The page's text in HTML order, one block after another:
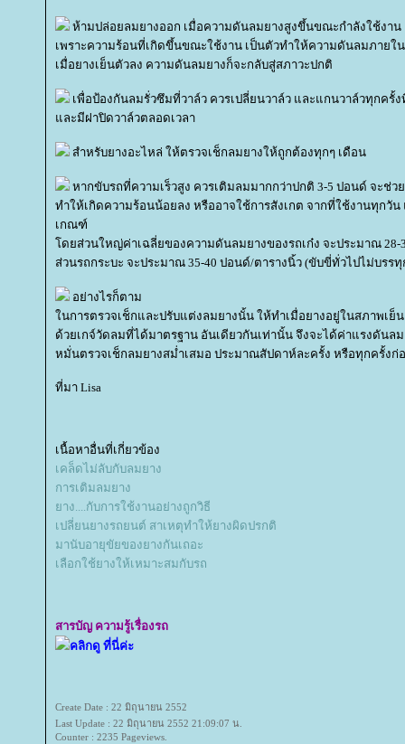
ห้ามปล่อยลมยางออก เมื่อความดันลมยางสูงขึ้นขณะกำลังใช้งาน
เพราะความร้อนที่เกิดขึ้นขณะใช้งาน เป็นตัวทำให้ความดันลมภายใ
เมื่อยางเย็นตัวลง ความดันลมยางก็จะกลับสู่สภาวะปกติ
เพื่อป้องกันลมรั่วซึมที่วาล์ว ควรเปลี่ยนวาล์ว และแกนวาล์วทุกครั้
ละมีฝาปิดวาล์วตลอดเวลา
สำหรับยางอะไหล่ ให้ตรวจเช็กลมยางให้ถูกต้องทุกๆ เดือน
หากขับรถที่ความเร็วสูง ควรเติมลมมากกว่าปกติ 3-5 ปอนด์ จะช่ว
ทำให้เกิดความร้อนน้อยลง หรืออาจใช้การสังเกต จากที่ใช้งานทุกวั
เกณฑ์
ดยส่วนใหญ่ค่าเฉลี่ยของความดันลมยางของรถเก๋ง จะประมาณ 28-
ส่วนรถกระบะ จะประมาณ 35-40 ปอนด์/ตารางนิ้ว (ขับขี่ทั่วไปไม่บรร
อย่างไรก็ตาม
นการตรวจเช็กและปรับแต่งลมยางนั้น ให้ทำเมื่อยางอยู่ในสภาพเย็
ด้วยเกจ์วัดลมที่ได้มาตรฐาน อันเดียวกันเท่านั้น จึงจะได้ค่าแรงดันล
หมั่นตรวจเช็กลมยางสม่ำเสมอ ประมาณสัปดาห์ละครั้ง หรือทุกครั้งก่
ที่มา Lisa
เนื้อหาอื่นที่เกี่ยวข้อง
เคล็ดไม่ลับกับลมยาง
การเติมลมยาง
าง....กับการใช้งานอย่างถูกวิธี
เปลี่ยนยางรถยนต์ สาเหตุทำให้ยางผิดปรกติ
มานับอายุขัยของยางกันเถอะ
เลือกใช้ยางให้เหมาะสมกับรถ
สารบัญ ความรู้เรื่องรถ
คลิกดู ที่นี่ค่ะ
Create Date : 22 มิถุนายน 2552
Last Update : 22 มิถุนายน 2552 21:09:07 น.
Counter : 2235 Pageviews.